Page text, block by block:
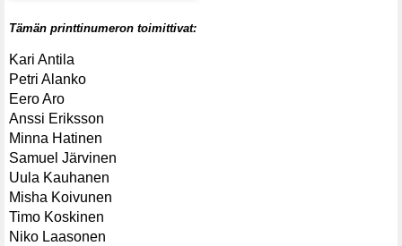
Tämän printtinumeron toimittivat:
Kari Antila
Petri Alanko
Eero Aro
Anssi Eriksson
Minna Hatinen
Samuel Järvinen
Uula Kauhanen
Misha Koivunen
Timo Koskinen
Niko Laasonen